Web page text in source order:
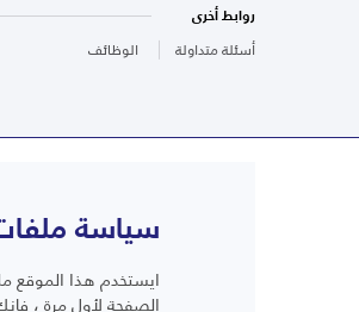
روابط أخرى
أسئلة متداولة
الوظائف
سياسة ملفات
ايستخدم هذا الموقع
الصفحة لأول مرة ،